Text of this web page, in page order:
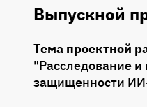
Выпускной
Тема проектной
"Расследование
защищенности